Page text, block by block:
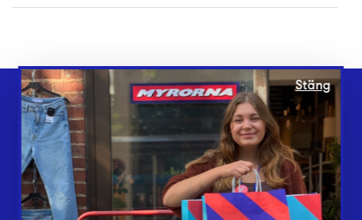
Webbshop
Butiker
Lämna in
Vårt överskott
Stäng